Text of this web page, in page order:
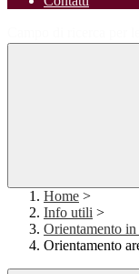
Home >
Info utili >
Orientamento in
Orientamento